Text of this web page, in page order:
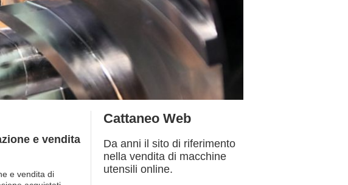
e vendita
e vendita di
Cattaneo Web
Da anni il sito di riferimento
nella vendita di macchine
utensili online.